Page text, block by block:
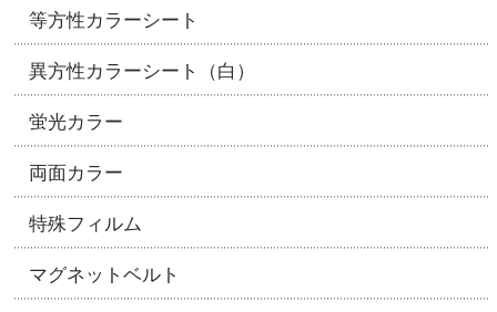
等方性カラーシート
異方性カラーシート（白）
蛍光カラー
両面カラー
特殊フィルム
マグネットベルト